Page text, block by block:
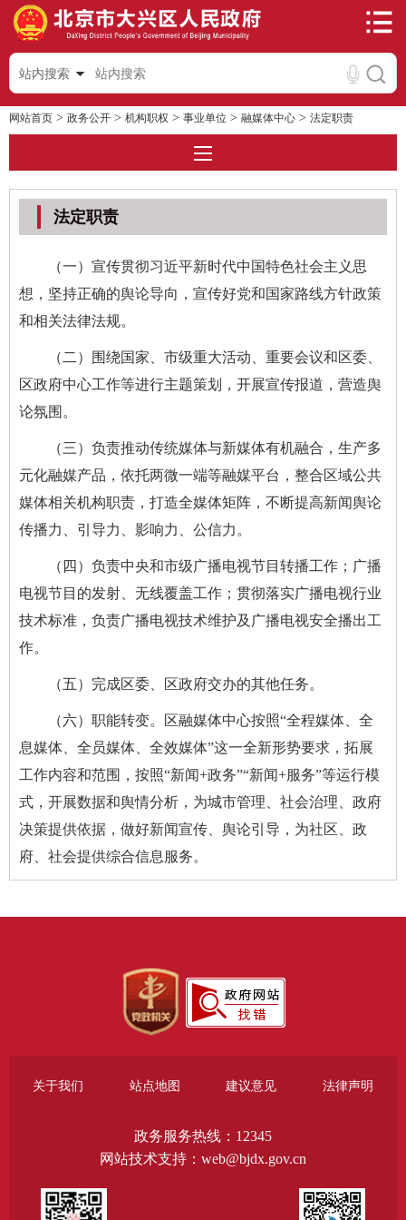
站内搜索
网站首页 > 政务公开 > 机构职权 > 事业单位 > 融媒体中心 > 法定职责
法定职责
（一）宣传贯彻习近平新时代中国特色社会主义思
想，坚持正确的舆论导向，宣传好党和国家路线方针政策
和相关法律法规。
（二）围绕国家、市级重大活动、重要会议和区委、
区政府中心工作等进行主题策划，开展宣传报道，营造舆
论氛围。
（三）负责推动传统媒体与新媒体有机融合，生产多
元化融媒产品，依托两微一端等融媒平台，整合区域公共
媒体相关机构职责，打造全媒体矩阵，不断提高新闻舆论
传播力、引导力、影响力、公信力。
（四）负责中央和市级广播电视节目转播工作；广播
电视节目的发射、无线覆盖工作；贯彻落实广播电视行业
技术标准，负责广播电视技术维护及广播电视安全播出工
作。
（五）完成区委、区政府交办的其他任务。
（六）职能转变。区融媒体中心按照“全程媒体、全
息媒体、全员媒体、全效媒体”这一全新形势要求，拓展
工作内容和范围，按照“新闻+政务”“新闻+服务”等运行模
式，开展数据和舆情分析，为城市管理、社会治理、政府
决策提供依据，做好新闻宣传、舆论引导，为社区、政
府、社会提供综合信息服务。
关于我们 站点地图 建议意见 法律声明
政务服务热线：12345
网站技术支持：web@bjdx.gov.cn